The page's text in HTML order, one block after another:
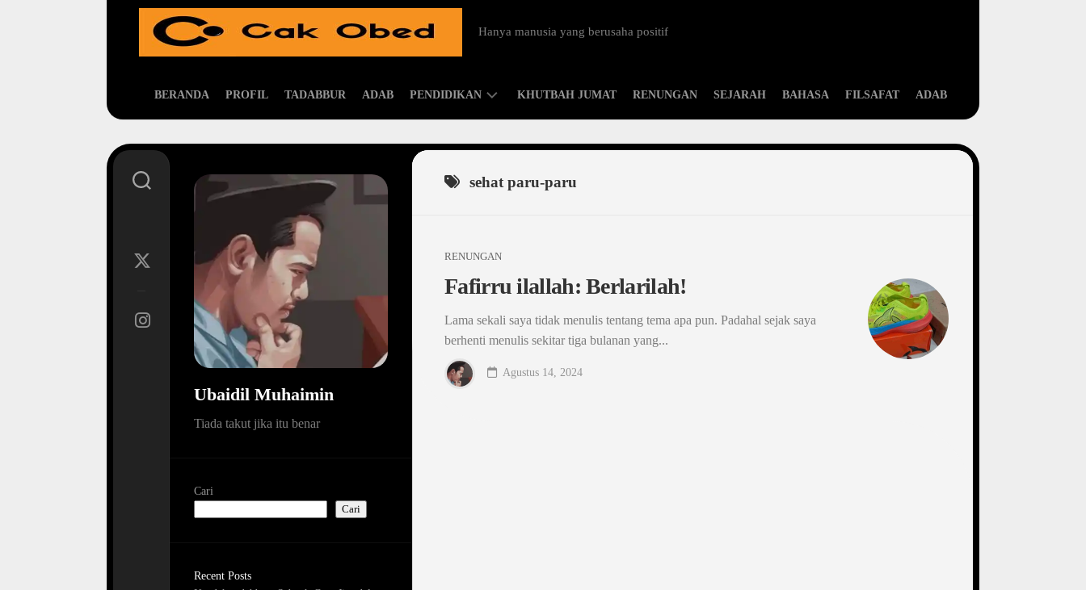
Hanya manusia yang berusaha positif
BERANDA PROFIL TADABBUR ADAB PENDIDIKAN
ISLAMIC
KHUTBAH JUMAT RENUNGAN SEJARAH BAHASA FILSAFAT ADAB
sehat paru-paru
RENUNGAN
Fafirru ilallah: Berlarilah!
Lama sekali saya tidak menulis tentang tema apa pun. Padahal sejak saya
berhenti menulis sekitar tiga bulanan yang...
Agustus 14, 2024
Ubaidil Muhaimin
Tiada takut jika itu benar
Cari
Cari
Recent Posts